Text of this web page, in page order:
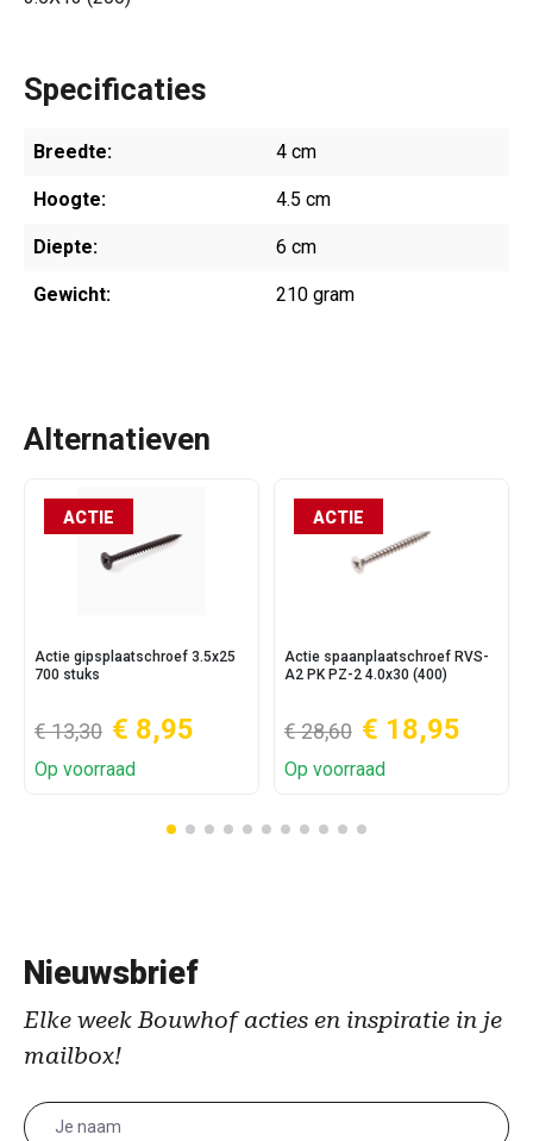
Specificaties
Breedte: 4 cm
Hoogte: 4.5 cm
Diepte: 6 cm
Gewicht: 210 gram
Alternatieven
ACTIE
Actie gipsplaatschroef 3.5x25
700 stuks
€ 13,30 € 8,95
Op voorraad
ACTIE
Actie spaanplaatschroef RVS-
A2 PK PZ-2 4.0x30 (400)
€ 28,60 € 18,95
Op voorraad
Nieuwsbrief
Elke week Bouwhof acties en inspiratie in je
mailbox!